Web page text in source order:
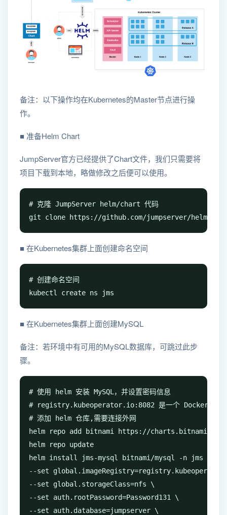
备注：以下操作均在Kubernetes的Master节点进行操
作。
■ 准备Helm Chart
JumpServer官方已经提供了Chart文件，我们只需要将
项目下载到本地，略做修改之后便可以使用。
# 克隆 JumpServer helm/chart 代码
git clone https://github.com/jumpserver/helm.git
■ 在Kubernetes集群上面创建命名空间
# 创建命名空间
kubectl create ns jms
■ 在Kubernetes集群上面创建MySQL
备注：若环境中有可用的MySQL数据库，可跳过此步
骤。
# 使用 helm 安装 MySQL，并设置密码信息
# registry.kubeoperator.io:8082 是一个 Docker 私有
# 添加 helm 仓库,需要连接外网
helm repo add bitnami https://
helm repo update
helm install jms-mysql bitnami/mysql -n jms \
--set
--set global.storageClass=nfs \
--set auth.rootPassword=Password131 \
--set auth.database=jumpserver \